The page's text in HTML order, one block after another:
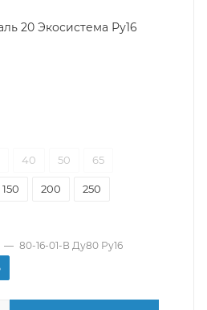
20 Экосистема Ру16
40 50 65
150 200 250
— 80-16-01-В Ду80 Ру16